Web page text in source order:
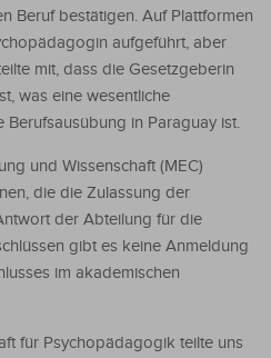
Beruf bestätigen. Auf Plattformen
aufgeführt, aber
mit, dass die Gesetzgeberin
was eine wesentliche
in Paraguay ist.
und Wissenschaft (MEC)
die die Zulassung der
der Abteilung für die
gibt es keine Anmeldung
im akademischen
für Psychopädagogik teilte uns